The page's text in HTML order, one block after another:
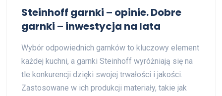
Steinhoff garnki – opinie. Dobre
garnki – inwestycja na lata
Wybór odpowiednich garnków to kluczowy element
każdej kuchni, a garnki Steinhoff wyróżniają się na
tle konkurencji dzięki swojej trwałości i jakości.
Zastosowane w ich produkcji materiały, takie jak